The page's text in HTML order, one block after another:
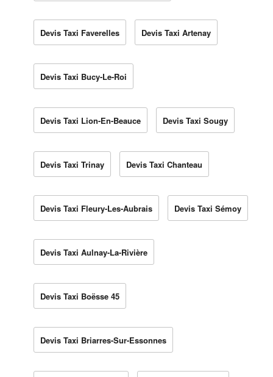
Devis Taxi Faverelles Devis Taxi Artenay
Devis Taxi Bucy-Le-Roi
Devis Taxi Lion-En-Beauce Devis Taxi Sougy
Devis Taxi Trinay Devis Taxi Chanteau
Devis Taxi Fleury-Les-Aubrais Devis Taxi Sémoy
Devis Taxi Aulnay-La-Rivière
Devis Taxi Boësse 45
Devis Taxi Briarres-Sur-Essonnes